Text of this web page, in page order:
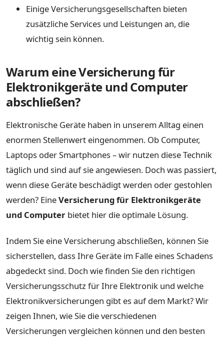
Einige Versicherungsgesellschaften bieten
zusätzliche Services und Leistungen an, die
wichtig sein können.
Warum eine Versicherung für
Elektronikgeräte und Computer
abschließen?
Elektronische Geräte haben in unserem Alltag einen
enormen Stellenwert eingenommen. Ob Computer,
Laptops oder Smartphones – wir nutzen diese Technik
täglich und sind auf sie angewiesen. Doch was passiert,
wenn diese Geräte beschädigt werden oder gestohlen
werden? EineVersicherung für Elektronikgeräte
und Computer bietet hier die optimale Lösung.
Indem Sie eine Versicherung abschließen, können Sie
sicherstellen, dass Ihre Geräte im Falle eines Schadens
abgedeckt sind. Doch wie finden Sie den richtigen
Versicherungsschutz für Ihre Elektronik und welche
Elektronikversicherungen gibt es auf dem Markt? Wir
zeigen Ihnen, wie Sie die verschiedenen
Versicherungen vergleichen können und den besten